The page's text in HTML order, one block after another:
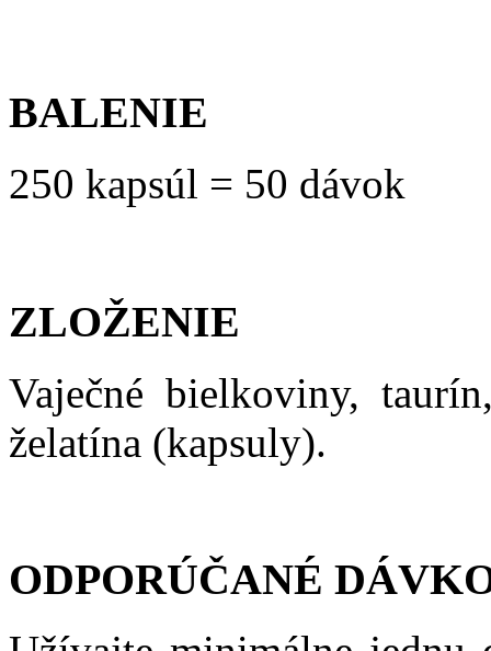
BALENIE
250 kapsúl = 50 dávok
ZLOŽENIE
Vaječné bielkoviny,
želatína (kapsuly).
ODPORÚČANÉ